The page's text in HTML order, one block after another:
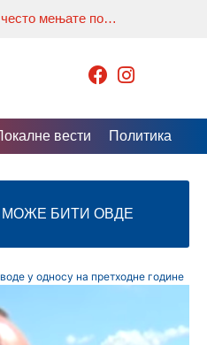
Колико често мењате постељину? Многи праве исту грешку, а стручњаци откривају колико је заиста потребно
вести Политика
БИТИ ОВДЕ
у односу на претходне године